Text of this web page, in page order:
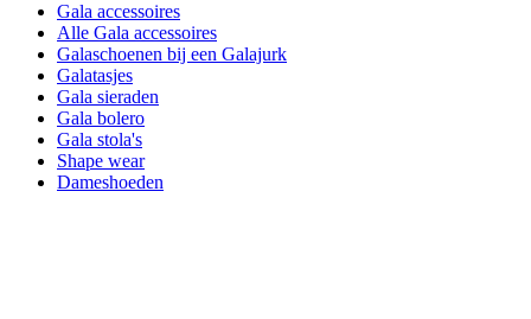
Gala accessoires
Alle Gala accessoires
Galaschoenen bij een Galajurk
Galatasjes
Gala sieraden
Gala bolero
Gala stola's
Shape wear
Dameshoeden